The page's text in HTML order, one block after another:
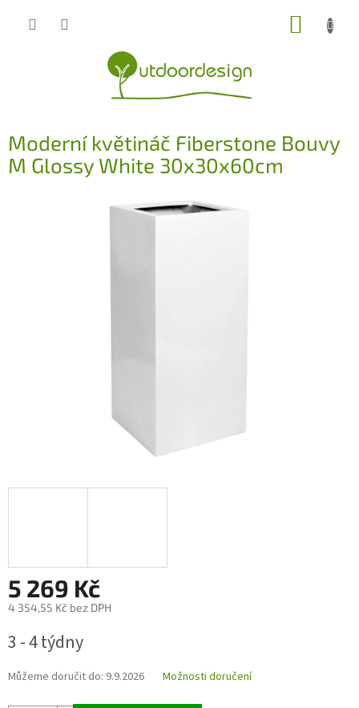
Moderní květináč Fiberstone Bouvy
M Glossy White 30x30x60cm
5 269 Kč
4 354,55 Kč bez DPH
cena:
3 - 4 týdny
Můžeme doručit do: 9.9.2026 Možnosti doručení